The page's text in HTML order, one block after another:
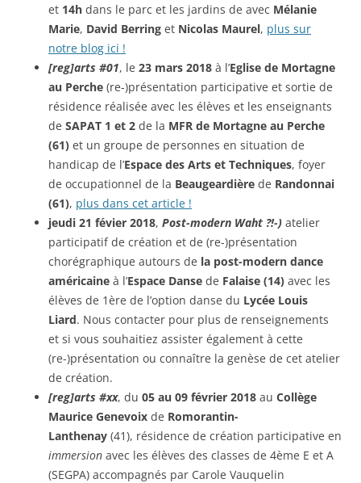
et 14h dans le parc et les jardins de avec Mélanie
Marie, David Berring et Nicolas Maurel, plus sur
notre blog ici !
[reg]arts #01, le 23 mars 2018 à l’Eglise de Mortagne
au Perche (re-)présentation participative et sortie de
résidence réalisée avec les élèves et les enseignants
de SAPAT 1 et 2 de la MFR de Mortagne au Perche
(61) et un groupe de personnes en situation de
handicap de l’Espace des Arts et Techniques, foyer
de occupationnel de la Beaugeardière de Randonnai
(61), plus dans cet article !
jeudi 21 févier 2018, Post-modern Waht ?!-) atelier
participatif de création et de (re-)présentation
chorégraphique autours de la post-modern dance
américaine à l’Espace Danse de Falaise (14) avec les
élèves de 1ère de l’option danse du Lycée Louis
Liard. Nous contacter pour plus de renseignements
et si vous souhaitiez assister également à cette
(re-)présentation ou connaître la genèse de cet atelier
de création.
[reg]arts #xx, du 05 au 09 février 2018 au Collège
Maurice Genevoix de Romorantin-
Lanthenay (41), résidence de création participative en
immersion avec les élèves des classes de 4ème E et A
(SEGPA) accompagnés par Carole Vauquelin